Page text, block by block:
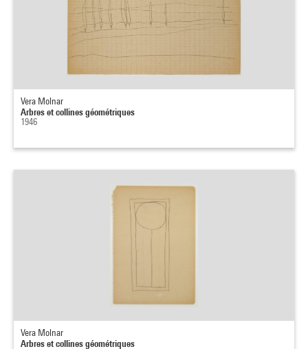
Vera Molnar
Arbres et collines géométriques
1946
Vera Molnar
Arbres et collines géométriques